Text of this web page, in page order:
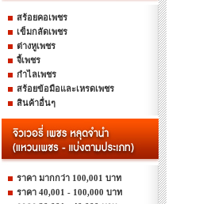
สร้อยคอเพชร
เข็มกลัดเพชร
ต่างหูเพชร
จี้เพชร
กำไลเพชร
สร้อยข้อมือและเหรดเพชร
สินค้าอื่นๆ
ราคา มากกว่า 100,001 บาท
ราคา 40,001 - 100,000 บาท